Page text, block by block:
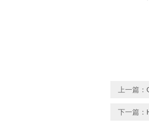
上一篇：
下一篇：